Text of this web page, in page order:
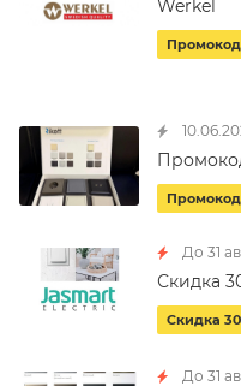
Werkel
Промокод
Промокод
До 31
Скидка
Скидка
До 31